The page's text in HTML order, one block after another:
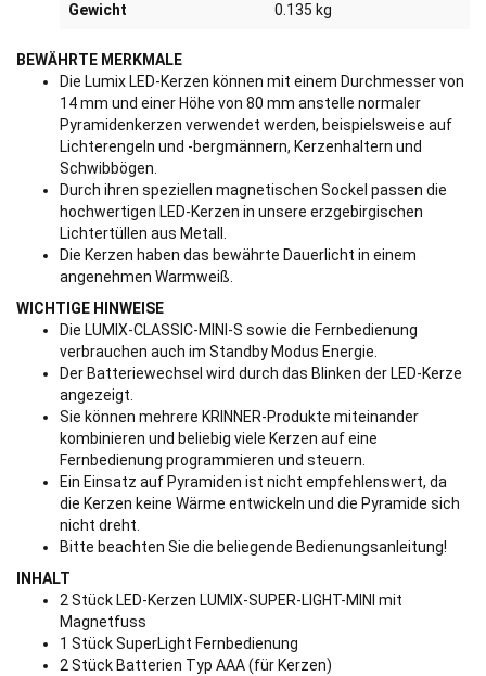
Gewicht 0.135 kg
BEWÄHRTE MERKMALE
Die Lumix LED-Kerzen können mit einem Durchmesser von
14 mm und einer Höhe von 80 mm anstelle normaler
Pyramidenkerzen verwendet werden, beispielsweise auf
Lichterengeln und -bergmännern, Kerzenhaltern und
Schwibbögen.
Durch ihren speziellen magnetischen Sockel passen die
hochwertigen LED-Kerzen in unsere erzgebirgischen
Lichtertüllen aus Metall.
Die Kerzen haben das bewährte Dauerlicht in einem
angenehmen Warmweiß.
WICHTIGE HINWEISE
Die LUMIX-CLASSIC-MINI-S sowie die Fernbedienung
verbrauchen auch im Standby Modus Energie.
Der Batteriewechsel wird durch das Blinken der LED-Kerze
angezeigt.
Sie können mehrere KRINNER-Produkte miteinander
kombinieren und beliebig viele Kerzen auf eine
Fernbedienung programmieren und steuern.
Ein Einsatz auf Pyramiden ist nicht empfehlenswert, da
die Kerzen keine Wärme entwickeln und die Pyramide sich
nicht dreht.
Bitte beachten Sie die beliegende Bedienungsanleitung!
INHALT
2 Stück LED-Kerzen LUMIX-SUPER-LIGHT-MINI mit
Magnetfuss
1 Stück SuperLight Fernbedienung
2 Stück Batterien Typ AAA (für Kerzen)